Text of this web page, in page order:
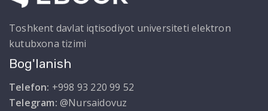
Toshkent davlat iqtisodiyot universiteti elektron
kutubxona tizimi
Bog'lanish
Telefon: +998 93 220 99 52
Telegram: @Nursaidovuz